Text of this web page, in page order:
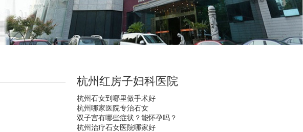
杭州红房子妇科医院
杭州石女到哪里做手术好
杭州哪家医院专治石女
双子宫有哪些症状？能怀孕吗？
杭州治疗石女医院哪家好